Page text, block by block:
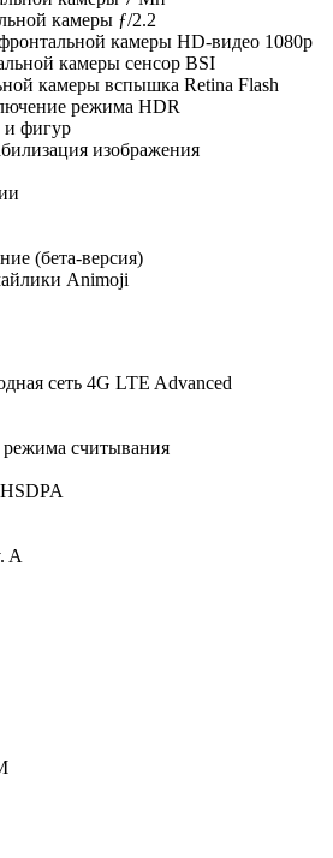
камеры ƒ/2.2
камеры HD-видео 1080p
камеры сенсор BSI
камеры вспышка Retina Flash
режима HDR
и фигур
изображения
(бета-версия)
Animoji
сеть 4G LTE Advanced
считывания
A